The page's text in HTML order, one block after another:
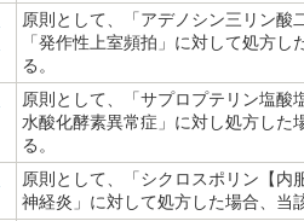
原則として、「アデノシン三リン酸
「発作性上室頻拍」に対して処方
る。
原則として、「サプロプテリン塩酸
水酸化酵素異常症」に対し処方した
る。
原則として、「シクロスポリン【内
神経炎」に対して処方した場合、当